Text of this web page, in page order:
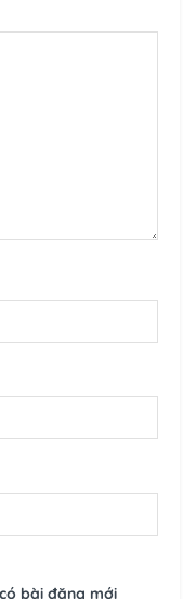
bài đăng mới